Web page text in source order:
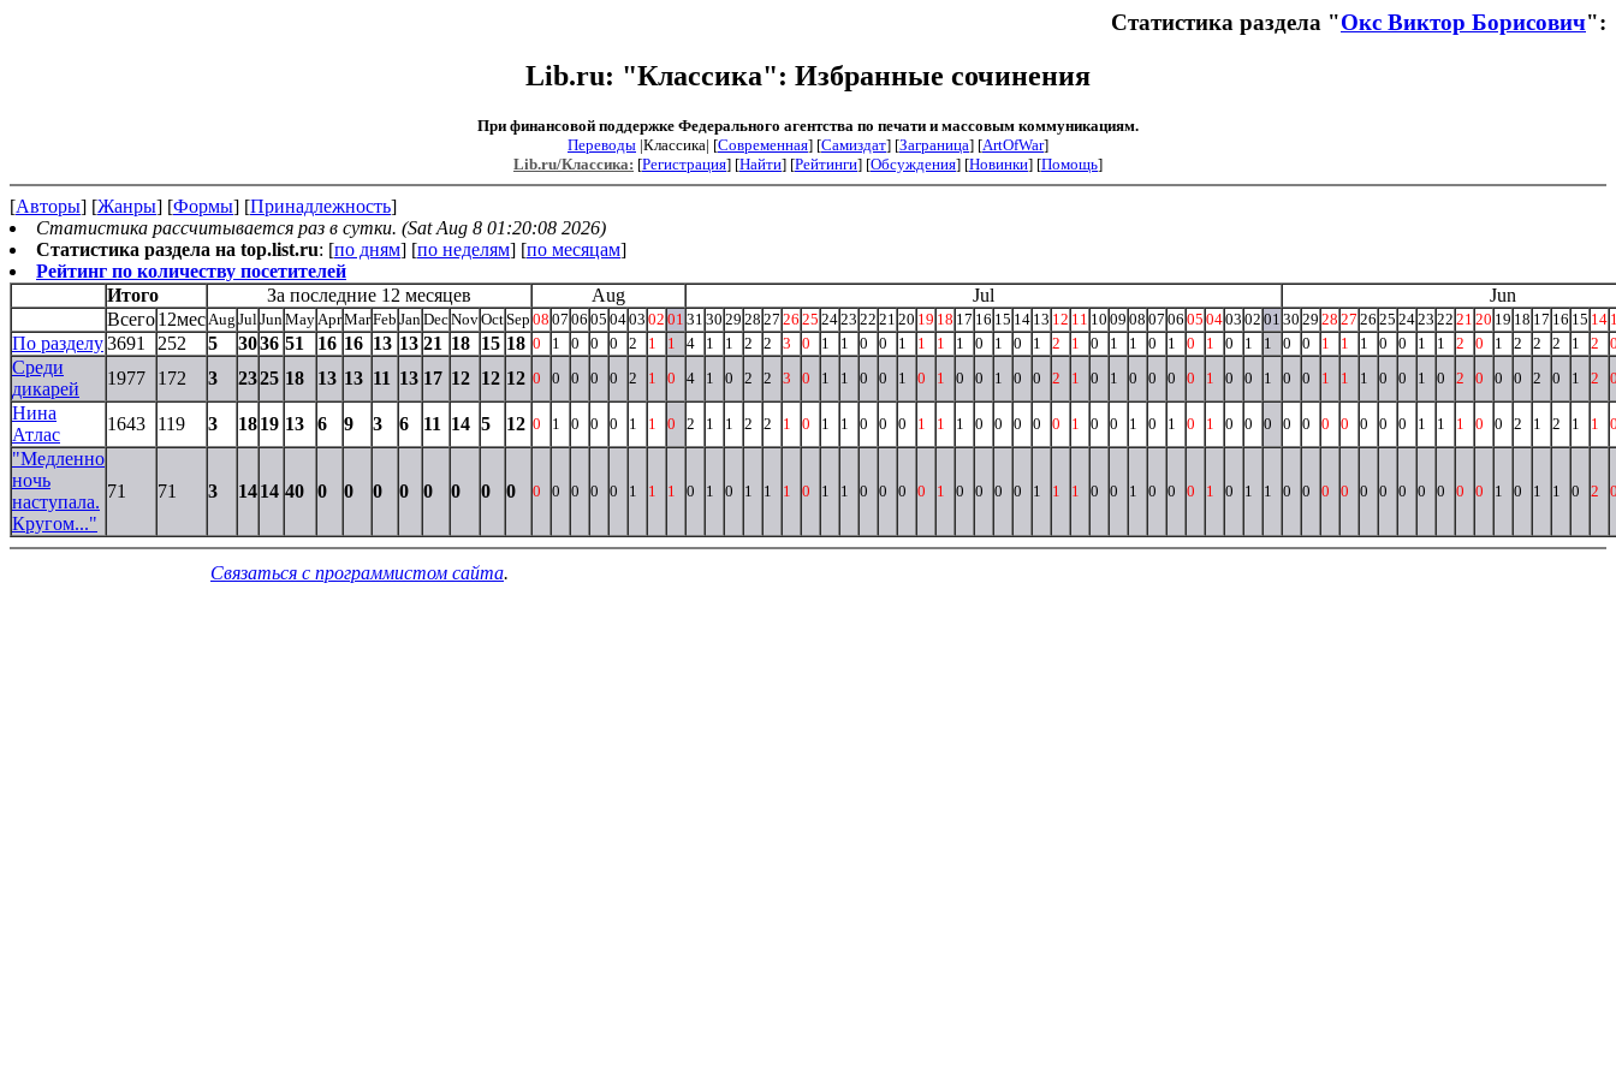
Статистика раздела "Окс Виктор Борисович":
Lib.ru: "Классика": Избранные сочинения
При финансовой поддержке Федерального агентства по печати и массовым коммуникациям.
Переводы |Классика| [Современная] [Самиздат] [Заграница] [ArtOfWar]
Lib.ru/Классика: [Регистрация] [Найти] [Рейтинги] [Обсуждения] [Новинки] [Помощь]
[Авторы] [Жанры] [Формы] [Принадлежность]
Статистика рассчитывается раз в сутки. (Sat Aug 8 01:20:08 2026)
Статистика раздела на top.list.ru: [по дням] [по неделям] [по месяцам]
Рейтинг по количеству посетителей
Итого
За последние 12 месяцев Aug Jul
Jun
Всего12мес Aug Jul Jun May AprMarFeb Jan DecNovOctSep 08 07 06 05 0403 02 01 31 30 29 28 27 26 25 2423 22 21 20 19 18 17 16 15 14 13 12 11 10 09 08 07 06 05 0403 02 01 30 29 28 27 26 25 2423 22 21 20 19 18 17 16 15 14
По разделу3691 252 5 3036 51 16 16 13 13 21 18 15 18 0 1 0 0 0 2 1 1 4 1 1 2 2 3 0 1 1 0 0 1 1 1 1 0 1 0 1 2 1 0 1 1 0 1 0 1 0 1 1 0 0 1 1 1 0 0 1 1 2 0 1 2 2 2 1 2
Среди
дикарей
1977 172 3 2325 18 13 13 11 13 17 12 12 12 0 0 0 0 0 2 1 0 4 1 0 2 2 3 0 1 1 0 0 1 0 1 0 0 1 0 0 2 1 0 1 0 0 0 0 1 0 0 1 0 0 1 1 1 0 0 1 0 2 0 0 0 2 0 1 2
Нина
Атлас
1643 119 3 1819 13 6 9 3 6 11 14 5 12 0 1 0 0 0 1 1 0 2 1 1 2 2 1 0 1 1 0 0 0 1 1 1 0 0 0 0 0 1 0 0 1 0 1 0 1 0 0 0 0 0 0 0 0 0 0 1 1 1 0 0 2 1 2 1 1
"Медленно
ночь
наступала.
Кругом..."
71 71 3 1414 40 0 0 0 0 0 0 0 0 0 0 0 0 0 1 1 1 0 1 0 1 1 1 0 1 1 0 0 0 0 1 0 0 0 0 1 1 1 0 0 1 0 0 0 1 0 1 1 0 0 0 0 0 0 0 0 0 0 0 1 0 1 1 0 2
Связаться с программистом сайта.